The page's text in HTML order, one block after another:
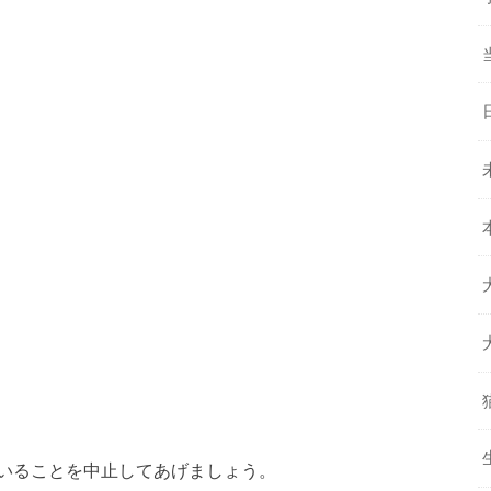
ことを中止してあげましょう。